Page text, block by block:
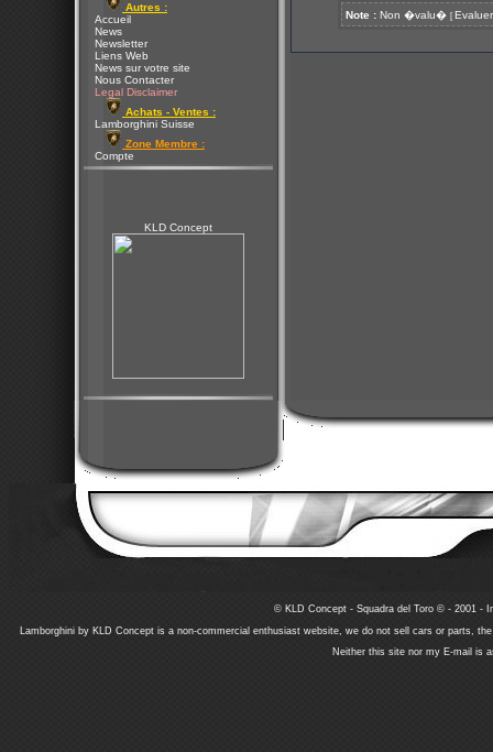
Autres :
Accueil
News
Newsletter
Liens Web
News sur votre site
Nous Contacter
Legal Disclaimer
Achats - Ventes :
Lamborghini Suisse
Zone Membre :
Compte
KLD Concept
Note : Non �valu� [ Evaluer
© KLD Concept - Squadra del Toro © - 2001 -
Lamborghini by KLD Concept is a non-commercial enthusiast website, we do not sell cars or parts,
Neither this site nor my E-mail is